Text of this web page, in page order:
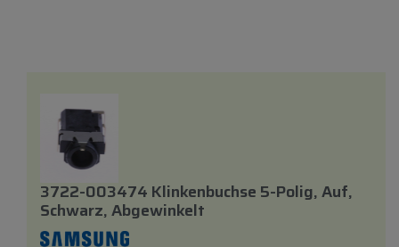
3722-003474 Klinkenbuchse 5-Polig, Auf,
Schwarz, Abgewinkelt